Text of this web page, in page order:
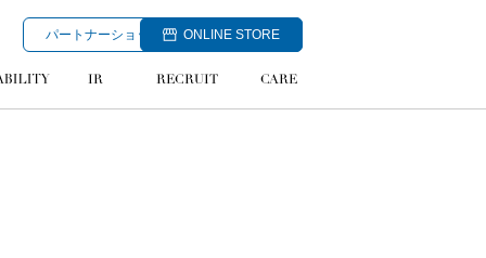
パートナーショップ加盟店募集はこちら
ONLINE STORE